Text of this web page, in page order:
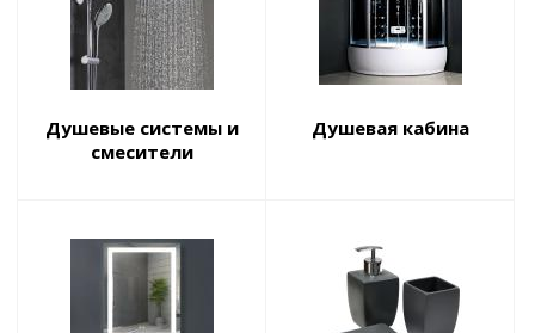
Душевые системы и
смесители
Душевая кабина